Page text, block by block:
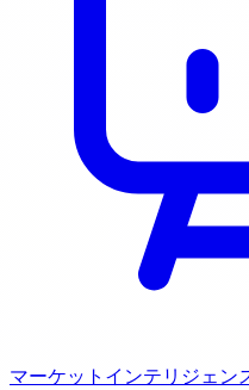
マーケットインテリジェン